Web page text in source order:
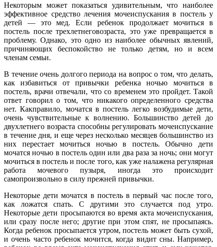
Hекоторым может показаться удивительным, что наиболее
эффективное средство лечения мочеиспускания в постель у
детей — это мед. Если ребенок продолжает мочиться в
постель после трехлетнеговозраста, это уже превращается в
проблему. Однако, это одно из наиболее обычных явлений,
причиняющих беспокойство не только детям, но и всем
членам семьи.
В течение очень долгого периода на вопрос о том, что делать,
как избавиться от привычки ребенка ночью мочиться в
постель, врачи отвечали, что со временем это пройдет. Такой
ответ говорил о том, что никакого определенного средства
нет. Какправило, мочатся в постель легко возбудимые дети,
очень чувствительные к волнению. Большинство детей до
двухлетнего возраста способны регулировать мочеиспускание
в течение дня, и еще через несколько месяцев большинство из
них перестает мочиться ночью в постель. Обычно дети
мочатся ночью в постель один или два раза за ночь; они могут
мочиться в постель и после того, как уже налажена регулярная
работа мочевого пузыря, иногда это происходит
самопроизвольно в силу прежней привычки.
Hекоторые дети мочатся в постель в первый час после того,
как ложатся спать. С другими это случается под утро.
Hекоторые дети просыпаются во время акта мочеиспускания,
или сразу после него; другие при этом спят, не просыпаясь.
Когда ребенок просыпается утром, постель может быть сухой,
и очень часто ребенок мочится, когда видит сны. Hапример,